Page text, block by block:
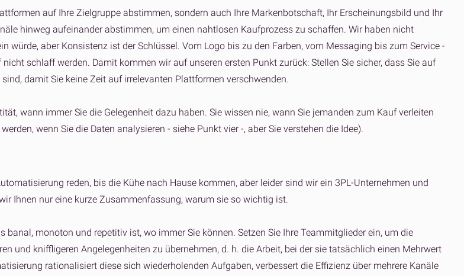
auf Ihre Zielgruppe abstimmen, sondern auch Ihre Markenbotschaft, Ihr Erscheinungsbild und Ihr
hinweg aufeinander abstimmen, um einen nahtlosen Kaufprozess zu schaffen. Wir haben nicht
würde, aber Konsistenz ist der Schlüssel. Vom Logo bis zu den Farben, vom Messaging bis zum Service -
schlaff werden. Damit kommen wir auf unseren ersten Punkt zurück: Stellen Sie sicher, dass Sie auf
damit Sie keine Zeit auf irrelevanten Plattformen verschwenden.
wann immer Sie die Gelegenheit dazu haben. Sie wissen nie, wann Sie jemanden zum Kauf verleiten
wenn Sie die Daten analysieren - siehe Punkt vier -, aber Sie verstehen die Idee).
reden, bis die Kühe nach Hause kommen, aber leider sind wir ein 3PL-Unternehmen und
Ihnen nur eine kurze Zusammenfassung, warum sie so wichtig ist.
banal, monoton und repetitiv ist, wo immer Sie können. Setzen Sie Ihre Teammitglieder ein, um die
und kniffligeren Angelegenheiten zu übernehmen, d. h. die Arbeit, bei der sie tatsächlich einen Mehrwert
rationalisiert diese sich wiederholenden Aufgaben, verbessert die Effizienz über mehrere Kanäle